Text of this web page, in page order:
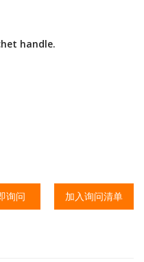
handle.
询问 加入询问清单